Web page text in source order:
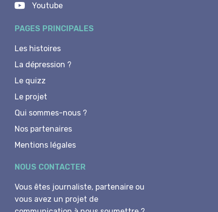
Youtube
PAGES PRINCIPALES
Les histoires
La dépression ?
Le quizz
Le projet
Qui sommes-nous ?
Nos partenaires
Mentions légales
NOUS CONTACTER
Vous êtes journaliste, partenaire ou
vous avez un projet de